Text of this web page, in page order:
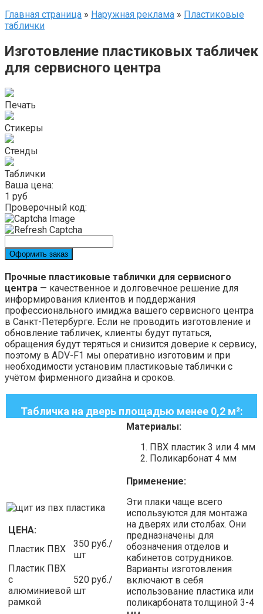
Главная страница » Наружная реклама » Пластиковые
таблички
Изготовление пластиковых табличек
для сервисного центра
Печать
Стикеры
Стенды
Таблички
Ваша цена:
1 руб
Проверочный код:
Оформить заказ
Прочные пластиковые таблички для сервисного
центра — качественное и долговечное решение для
информирования клиентов и поддержания
профессионального имиджа вашего сервисного центра
в Санкт-Петербурге. Если не проводить изготовление и
обновление табличек, клиенты будут путаться,
обращения будут теряться и снизится доверие к сервису,
поэтому в ADV-F1 мы оперативно изготовим и при
необходимости установим пластиковые таблички с
учётом фирменного дизайна и сроков.
Табличка на дверь площадью менее 0,2 м²:
ЦЕНА:
Пластик ПВХ
350 руб./
шт
Пластик ПВХ
с
алюминиевой
рамкой
520 руб./
шт
Материалы:
ПВХ пластик 3 или 4 мм
Поликарбонат 4 мм
Применение:
Эти плаки чаще всего
используются для монтажа
на дверях или столбах. Они
предназначены для
обозначения отделов и
кабинетов сотрудников.
Варианты изготовления
включают в себя
использование пластика или
поликарбоната толщиной 3-4